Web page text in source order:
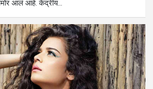
आलं आहे. केंद्रीय…